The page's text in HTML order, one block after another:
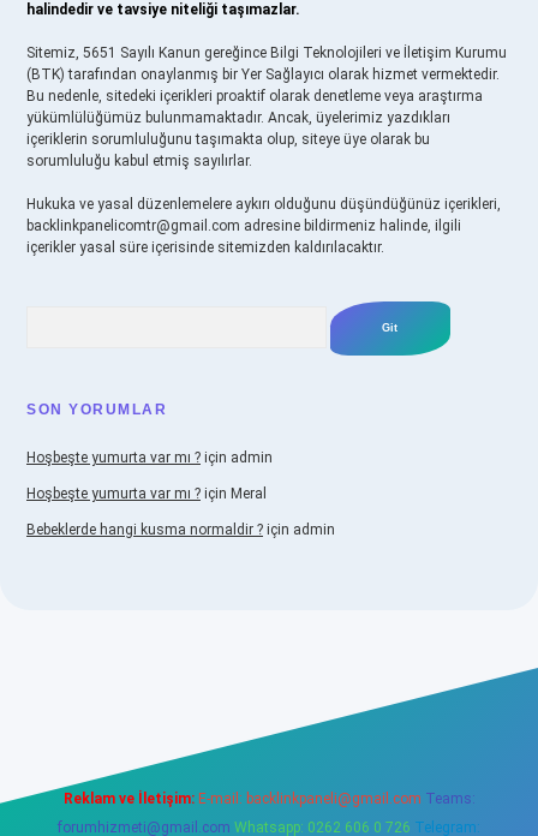
halindedir ve tavsiye niteliği taşımazlar.
Sitemiz, 5651 Sayılı Kanun gereğince Bilgi Teknolojileri ve İletişim Kurumu
(BTK) tarafından onaylanmış bir Yer Sağlayıcı olarak hizmet vermektedir.
Bu nedenle, sitedeki içerikleri proaktif olarak denetleme veya araştırma
yükümlülüğümüz bulunmamaktadır. Ancak, üyelerimiz yazdıkları
içeriklerin sorumluluğunu taşımakta olup, siteye üye olarak bu
sorumluluğu kabul etmiş sayılırlar.
Hukuka ve yasal düzenlemelere aykırı olduğunu düşündüğünüz içerikleri,
backlinkpanelicomtr@gmail.com adresine bildirmeniz halinde, ilgili
içerikler yasal süre içerisinde sitemizden kaldırılacaktır.
SON YORUMLAR
Hoşbeşte yumurta var mı ? için admin
Hoşbeşte yumurta var mı ? için Meral
Bebeklerde hangi kusma normaldir ? için admin
Reklam ve İletişim: E-mail: backlinkpaneli@gmail.com Teams:
forumhizmeti@gmail.com Whatsapp: 0262 606 0 726 Telegram: